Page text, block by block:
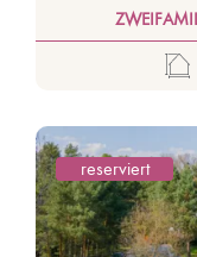
reserviert